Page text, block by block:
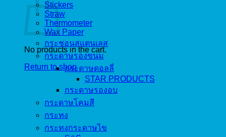
No products in the cart.
Return to shop
Stickers
Straw
Thermometer
Wax Paper
กระชอนสแตนเลส
กระดาษรองขนม
กระดาษดอลลี่
STAR PRODUCTS
กระดาษรองอบ
กระดาษโคมสี
กระทง
กระทงกระดาษไข